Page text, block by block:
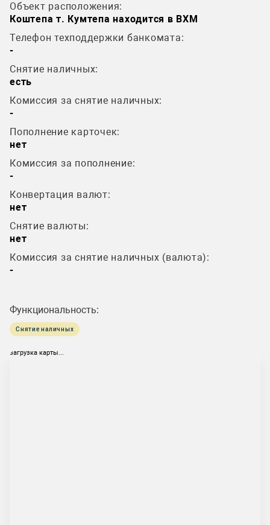
Объект расположения:
Коштепа т. Кумтепа находится в BXM
Телефон техподдержки банкомата:
-
Снятие наличных:
есть
Комиссия за снятие наличных:
-
Пополнение карточек:
нет
Комиссия за пополнение:
-
Конвертация валют:
нет
Снятие валюты:
нет
Комиссия за снятие наличных (валюта):
-
Функциональность:
Снятие наличных
загрузка карты...